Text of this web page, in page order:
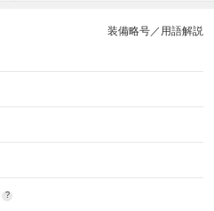
装備略号／用語解説
?